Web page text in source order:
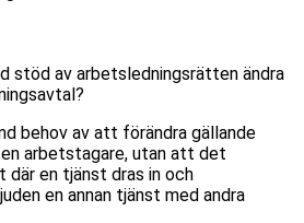
stöd av arbetsledningsrätten ändra
behov av att förändra gällande
arbetstagare, utan att det
där en tjänst dras in och
en annan tjänst med andra